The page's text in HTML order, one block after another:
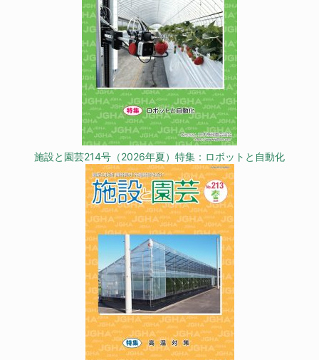
施設と園芸214号（2026年夏）特集：ロボットと自動化